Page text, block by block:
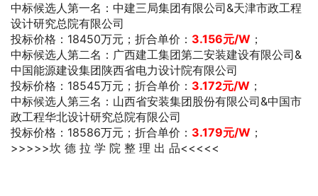
中标候选人第一名：中建三局集团有限公司&天津市政工程
设计研究总院有限公司
投标价格：18450万元；折合单价： 3.156元/W ；
中标候选人第二名：广西建工集团第二安装建设有限公司&
中国能源建设集团陕西省电力设计院有限公司
投标价格：18545万元；折合单价： 3.172元/W ；
中标候选人第三名：山西省安装集团股份有限公司&中国市
政工程华北设计研究总院有限公司
投标价格：18586万元；折合单价： 3.179元/W ；
>>>>>坎 德 拉 学 院 整 理 出 品<<<<<